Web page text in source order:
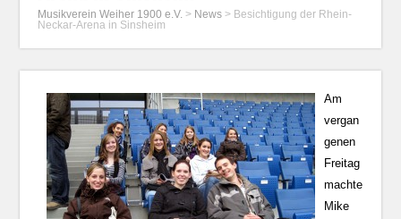
Musikverein Weiher 1900 e.V. > News > Besichtigung der Rhein-
Neckar-Arena in Sinsheim
Am
vergan
genen
Freitag
machte
Mike